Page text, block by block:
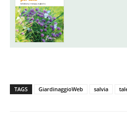
TAGS GiardinaggioWeb salvia